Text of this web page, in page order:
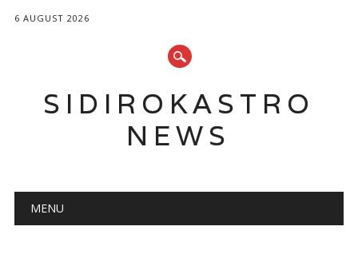
6 AUGUST 2026
SIDIROKASTRO
NEWS
Main menu
MENU